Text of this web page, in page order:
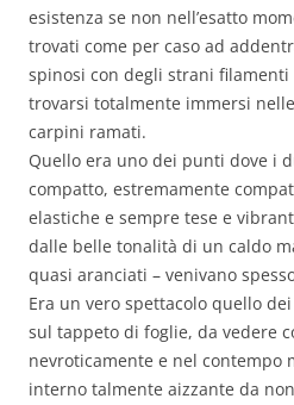
esistenza se non nell’esatto
trovati come per caso ad
spinosi con degli strani
trovarsi totalmente immersi
carpini ramati.
Quello era uno dei punti dove i
compatto, estremamente
elastiche e sempre tese e
dalle belle tonalità di un caldo
quasi aranciati – venivano
Era un vero spettacolo quello
sul tappeto di foglie, da vedere
nevroticamente e nel contempo
interno talmente aizzante da